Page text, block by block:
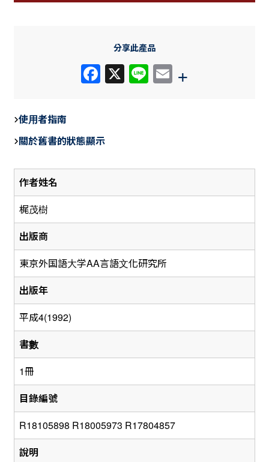
作者姓名
梶茂樹
出版商
東京外国語大学AA言語文化研究所
出版年
平成4(1992)
書數
1冊
目錄編號
R18105898 R18005973 R17804857
說明
分享此產品
F
e
b
o
o
X Li E
+
使用者指南
關於舊書的狀態顯示